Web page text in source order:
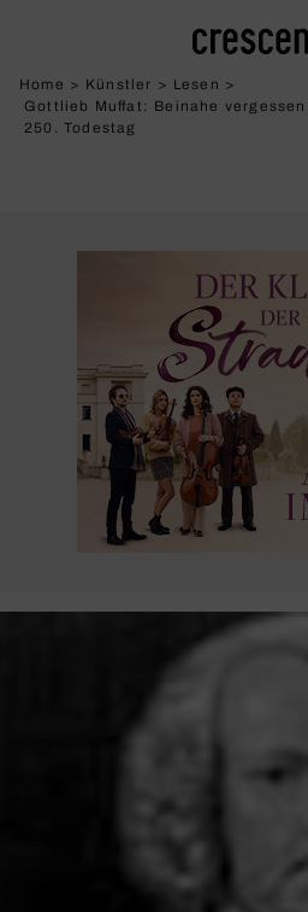
Home > Künstler > Lesen >
Gottlieb Muffat: Beinahe
250. Todestag